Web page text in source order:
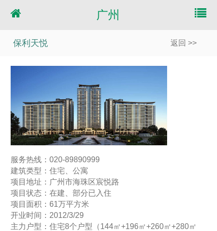
广州
保利天悦 返回 >>
服务热线：020-89890999
建筑类型：住宅、公寓
项目地址：广州市海珠区宸悦路
项目状态：在建、部分已入住
项目面积：61万平方米
开业时间：2012/3/29
主力户型：住宅8个户型（144㎡+196㎡+260㎡+280㎡